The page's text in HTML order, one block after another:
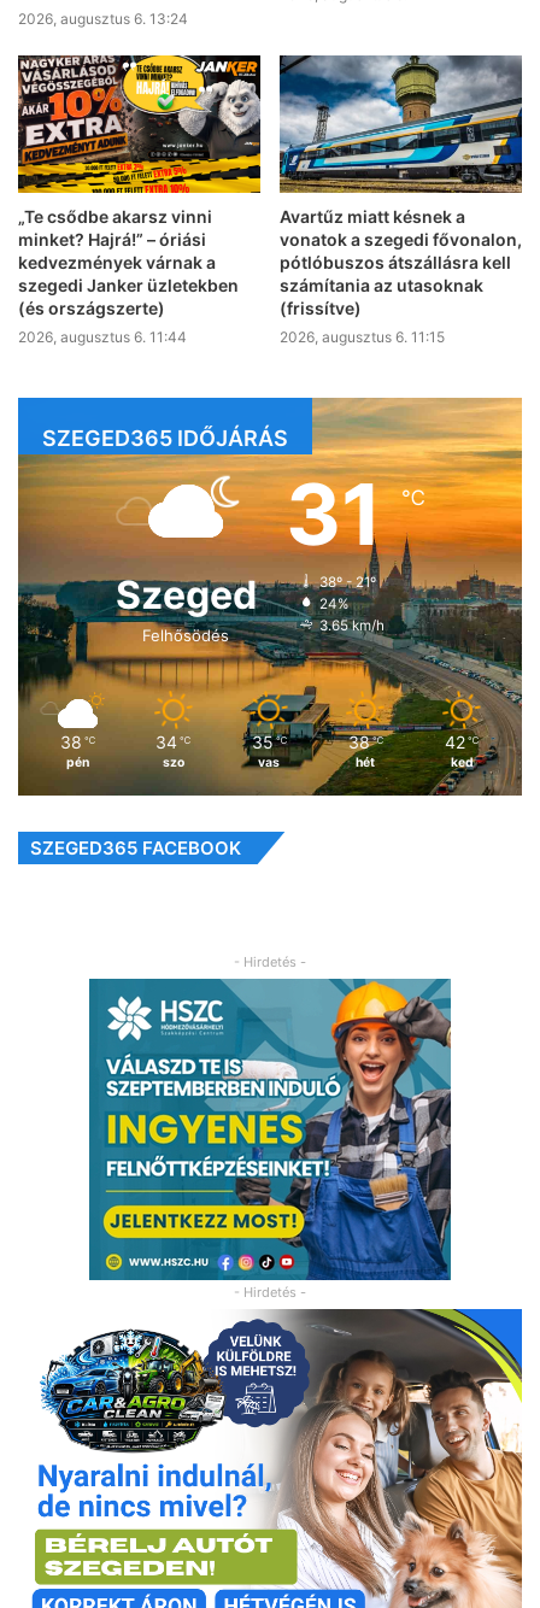
2026, augusztus 6. 13:24
„Te csődbe akarsz vinni
minket? Hajrá!” – óriási
kedvezmények várnak a
szegedi Janker üzletekben
(és országszerte)
2026, augusztus 6. 11:44
Avartűz miatt késnek a
vonatok a szegedi fővonalon,
pótlóbuszos átszállásra kell
számítania az utasoknak
(frissítve)
2026, augusztus 6. 11:15
SZEGED365 IDŐJÁRÁS
Szeged
Felhősödés
31℃
38º - 21º
24%
3.65 km/h
38 ℃
pén
34 ℃
szo
35 ℃
vas
38 ℃
hét
42 ℃
ked
SZEGED365 FACEBOOK
- Hirdetés -
- Hirdetés -